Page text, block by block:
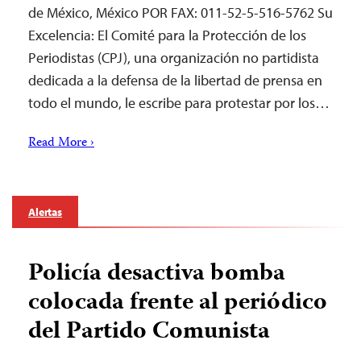
de México, México POR FAX: 011-52-5-516-5762 Su
Excelencia: El Comité para la Protección de los
Periodistas (CPJ), una organización no partidista
dedicada a la defensa de la libertad de prensa en
todo el mundo, le escribe para protestar por los…
Read More ›
Alertas
Policía desactiva bomba
colocada frente al periódico
del Partido Comunista